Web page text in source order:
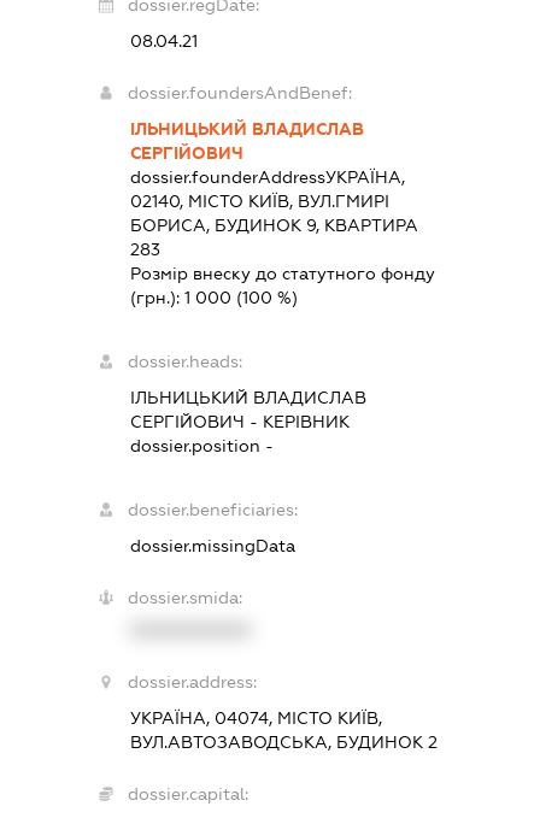
dossier.regDate:
08.04.21
dossier.foundersAndBenef:
ІЛЬНИЦЬКИЙ ВЛАДИСЛАВ
СЕРГІЙОВИЧ
dossier.founderAddressУКРАЇНА,
02140, МІСТО КИЇВ, ВУЛ.ГМИРІ
БОРИСА, БУДИНОК 9, КВАРТИРА
283
Розмір внеску до статутного фонду
(грн.): 1 000 (100 %)
dossier.heads:
ІЛЬНИЦЬКИЙ ВЛАДИСЛАВ
СЕРГІЙОВИЧ - КЕРІВНИК
dossier.position -
dossier.beneficiaries:
dossier.missingData
dossier.smida:
dossier.address:
УКРАЇНА, 04074, МІСТО КИЇВ,
ВУЛ.АВТОЗАВОДСЬКА, БУДИНОК 2
dossier.capital: